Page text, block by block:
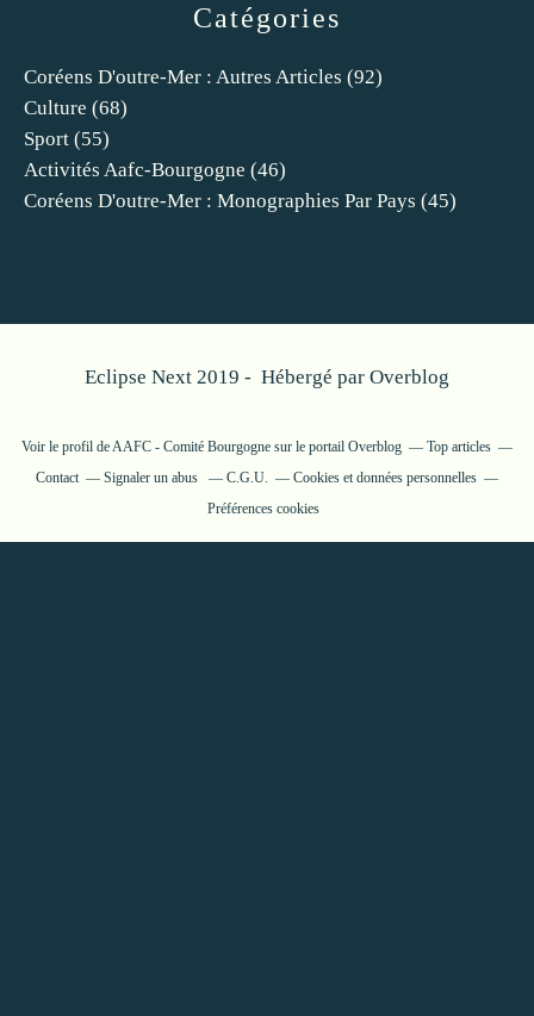
Catégories
Coréens D'outre-Mer : Autres Articles (92)
Culture (68)
Sport (55)
Activités Aafc-Bourgogne (46)
Coréens D'outre-Mer : Monographies Par Pays (45)
Eclipse Next 2019 - Hébergé par Overblog
Voir le profil de AAFC - Comité Bourgogne sur le portail Overblog
Top articles
Contact
Signaler un abus C.G.U.
Cookies et données personnelles
Préférences cookies